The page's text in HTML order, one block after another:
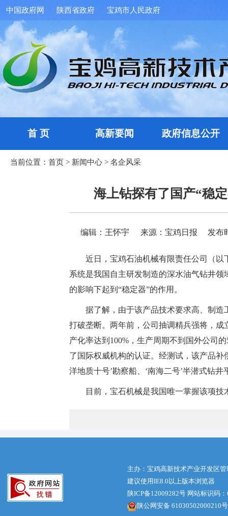
中国政府网 陕西省政府 宝鸡市人民政府
首 页 高新要闻 政府信息公开
当前位置： 首页 > 新闻中心 > 名企风采
海上钻探有了国产“稳
编辑：王怀宇 来源：宝鸡日报 发布
近日，宝鸡石油机械有限责任公司（
系统是我国自主研发制造的深水油气钻井
的影响下起到“稳定器”的作用。
据了解，由于该产品技术要求高、制
打破垄断。两年前，公司抽调精兵强将，
产化率达到100%，生产周期不到国外公司
了国际权威机构的认证。经测试，该产品补
洋地质十号’勘察船、‘南海二号’半潜式钻
目前，宝石机械是我国唯一掌握该项
主办：宝鸡高新技术产业开发区
建议使用IE8.0以上版本浏览器
陕ICP备12009282号 网站标识码
陕公网安备 61030502000210号